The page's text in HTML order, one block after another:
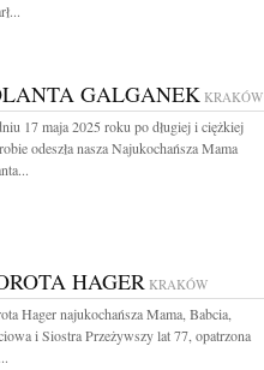
GALGANEK KRAKÓW
17 maja 2025 roku po długiej i ciężkiej
odeszła nasza Najukochańsza Mama
HAGER KRAKÓW
Hager najukochańsza Mama, Babcia,
i Siostra Przeżywszy lat 77, opatrzona